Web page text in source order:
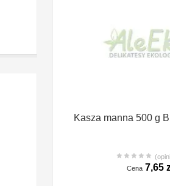
Kasza manna 500 g
Cena 7,65